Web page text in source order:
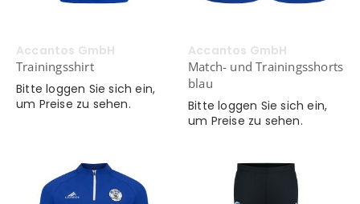
Accantos GmbH
Trainingsshirt
Bitte loggen Sie sich ein,
um Preise zu sehen.
Accantos GmbH
Match- und Trainingsshorts
blau
Bitte loggen Sie sich ein,
um Preise zu sehen.